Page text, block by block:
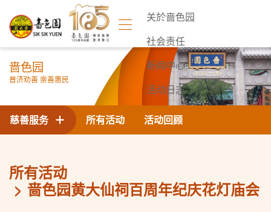
关於啬色园
社会责任
新闻中心
活动日志
联络我们
啬色园
普济劝善 崇善惠民
所有活动 活动回顾
慈善服务
所有活动
啬色园黄大仙祠百周年纪庆花灯庙会